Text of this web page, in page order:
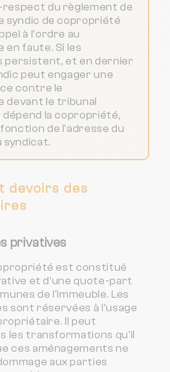
respect du règlement de
syndic de copropriété
à l'ordre au
faute. Si les
persistent, et en dernier
peut engager une
contre le
devant le tribunal
la copropriété,
de l'adresse du
syndicat.
devoirs des
privatives
est constitué
et d'une quote-part
de l'immeuble. Les
sont réservées à l'usage
Il peut
les transformations qu'il
ces aménagements ne
aux parties